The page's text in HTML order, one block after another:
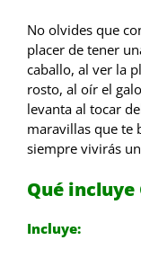
No olvides que
placer de tener
caballo, al ver la
rosto, al oír el
levanta al tocar
maravillas que te
siempre vivirás
Qué incluye
Incluye: